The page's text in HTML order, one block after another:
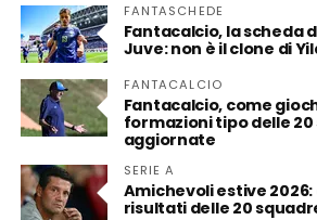
FANTASCHEDE
Fantacalcio, la scheda
Juve: non è il clone di
FANTACALCIO
Fantacalcio, come
formazioni tipo delle 20
aggiornate
SERIE A
Amichevoli estive
risultati delle 20